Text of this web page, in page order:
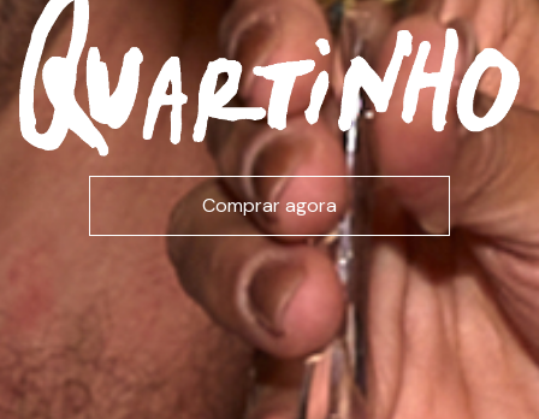
Comprar agora